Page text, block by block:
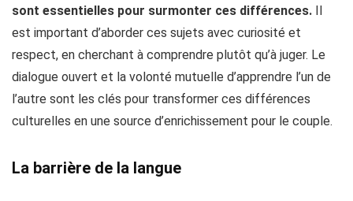
sont essentielles pour surmonter ces différences. Il
est important d’aborder ces sujets avec curiosité et
respect, en cherchant à comprendre plutôt qu’à juger. Le
dialogue ouvert et la volonté mutuelle d’apprendre l’un de
l’autre sont les clés pour transformer ces différences
culturelles en une source d’enrichissement pour le couple.
La barrière de la langue